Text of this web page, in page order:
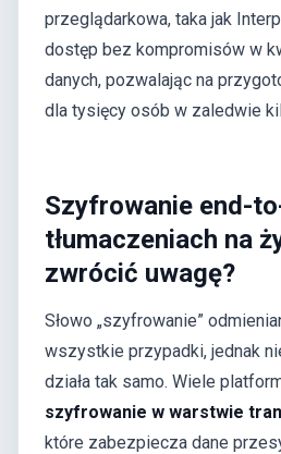
przeglądarkowa, taka jak
dostęp bez kompromisów w
danych, pozwalając na
dla tysięcy osób w zaledwie
Szyfrowanie end-
tłumaczeniach na
zwrócić uwagę?
Słowo „szyfrowanie”
wszystkie przypadki, jednak
działa tak samo. Wiele
szyfrowanie w warstwie
które zabezpiecza dane